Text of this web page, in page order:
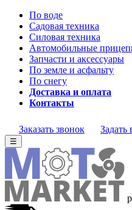
По воде
Садовая техника
Силовая техника
Автомобильные
Запчасти и аксессуары
По земле и асфальту
По снегу
Доставка и оплата
Контакты
Заказать звонок Задать
☰